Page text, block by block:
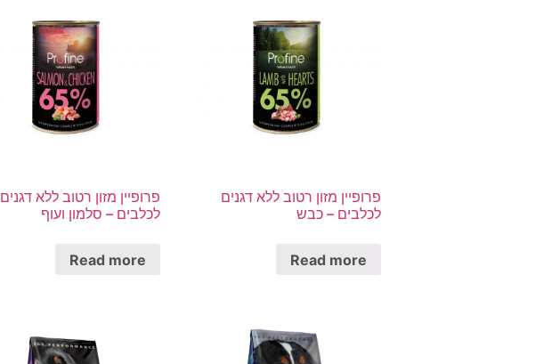
פרופיין מזון רטוב ללא דגנים
לכלבים – כבש
Read more
פרופיין מזון רטוב ללא דגנים
לכלבים – סלמון ועוף
Read more